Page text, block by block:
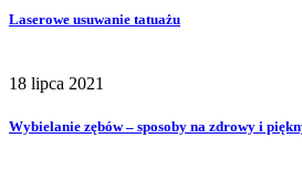
Laserowe usuwanie tatuażu
18 lipca 2021
Wybielanie zębów – sposoby na zdrowy i